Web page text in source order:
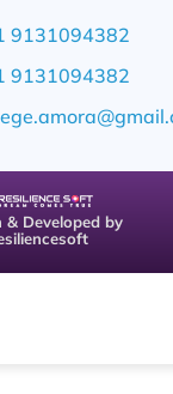
9131094382
9131094382
& Developed by
on our
are using or switch